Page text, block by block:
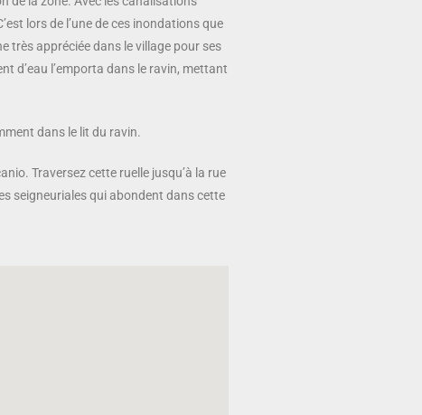
ou
diminuer
le
volume.
lors de l’une de ces inondations que
très appréciée dans le village pour ses
d’eau l’emporta dans le ravin, mettant
dans le lit du ravin.
Traversez cette ruelle jusqu’à la rue
seigneuriales qui abondent dans cette